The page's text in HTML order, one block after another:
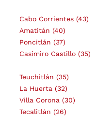
Cabo Corrientes (43)
Amatitán (40)
Poncitlán (37)
Casimiro Castillo (35)
Teuchitlán (35)
La Huerta (32)
Villa Corona (30)
Tecalitlán (26)